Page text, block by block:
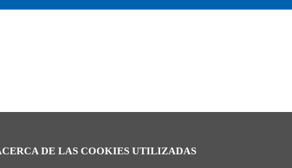
DE LAS COOKIES UTILIZADAS